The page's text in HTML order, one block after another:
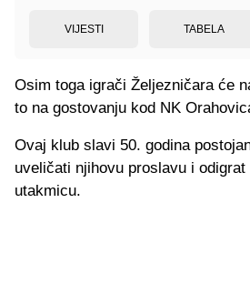
VIJESTI TABELA
Osim toga igrači Željezničara će
to na gostovanju kod NK
Ovaj klub slavi 50. godina
uveličati njihovu proslavu i
utakmicu.